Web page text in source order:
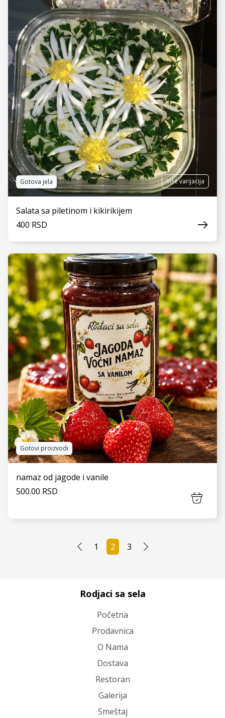
VIDI JOŠ
VIDI JOŠ
Gotova jela Više varijacija
Salata sa piletinom i kikirikijem
400 RSD
Gotovi proizvodi
namaz od jagode i vanile
500.00 RSD
1 2 3
Rodjaci sa sela
Početna
Prodavnica
O Nama
Dostava
Restoran
Galerija
Smeštaj